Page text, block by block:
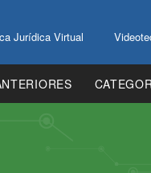
Jurídica Virtual